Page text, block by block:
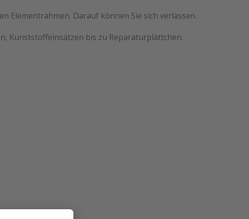
Elementrahmen. Darauf können Sie sich verlassen.
Kunststoffeinsätzen bis zu Reparaturplättchen.